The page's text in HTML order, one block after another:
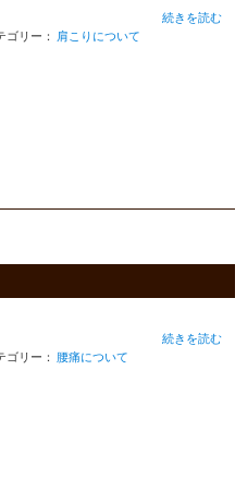
続きを読む
ゴリー：
肩こりについて
続きを読む
ゴリー：
腰痛について